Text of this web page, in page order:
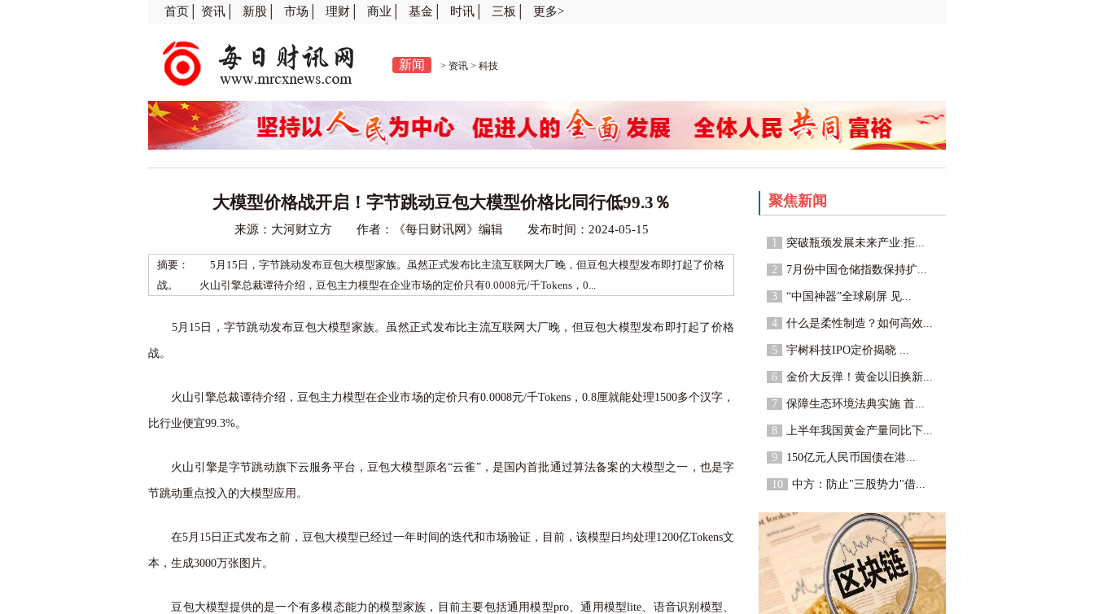
首页│ 资讯│ 新股│ 市场│ 理财│ 商业│ 基金│ 时讯│ 三板│ 更多>
聚焦新闻
1 突破瓶颈发展未来产业:拒...
2 7月份中国仓储指数保持扩...
3 “中国神器”全球刷屏 见...
4 什么是柔性制造？如何高效...
5 宇树科技IPO定价揭晓 ...
6 金价大反弹！黄金以旧换新...
7 保障生态环境法典实施 首...
8 上半年我国黄金产量同比下...
9 150亿元人民币国债在港...
10 中方：防止"三股势力"借...
新闻 > 资讯 > 科技
大模型价格战开启！字节跳动豆包大模型价格比同行低99.3％
来源：大河财立方 作者：《每日财讯网》编辑 发布时间：2024-05-15
摘要： 5月15日，字节跳动发布豆包大模型家族。虽然正式发布比主流互联网大厂晚，但豆包大模型发布即打起了价格
战。 火山引擎总裁谭待介绍，豆包主力模型在企业市场的定价只有0.0008元/千Tokens，0...
5月15日，字节跳动发布豆包大模型家族。虽然正式发布比主流互联网大厂晚，但豆包大模型发布即打起了价格
战。
火山引擎总裁谭待介绍，豆包主力模型在企业市场的定价只有0.0008元/千Tokens，0.8厘就能处理1500多个汉字，
比行业便宜99.3%。
火山引擎是字节跳动旗下云服务平台，豆包大模型原名“云雀”，是国内首批通过算法备案的大模型之一，也是字
节跳动重点投入的大模型应用。
在5月15日正式发布之前，豆包大模型已经过一年时间的迭代和市场验证，目前，该模型日均处理1200亿Tokens文
本，生成3000万张图片。
豆包大模型提供的是一个有多模态能力的模型家族，目前主要包括通用模型pro、通用模型lite、语音识别模型、